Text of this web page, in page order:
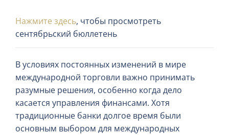
Нажмите здесь, чтобы просмотреть
сентябрьский бюллетень
В условиях постоянных изменений в мире
международной торговли важно принимать
разумные решения, особенно когда дело
касается управления финансами. Хотя
традиционные банки долгое время были
основным выбором для международных